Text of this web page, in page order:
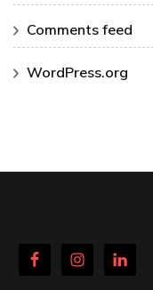
Comments feed
WordPress.org